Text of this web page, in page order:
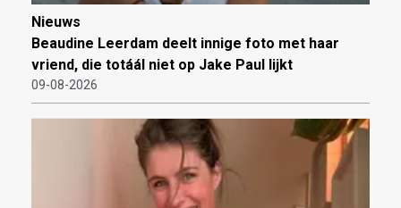
Nieuws
Beaudine Leerdam deelt innige foto met haar
vriend, die totáál niet op Jake Paul lijkt
09-08-2026